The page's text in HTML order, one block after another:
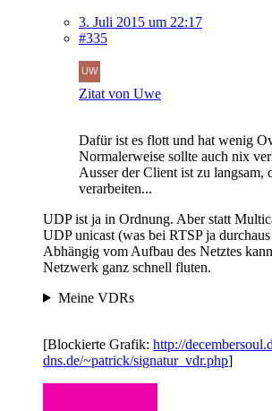
3. Juli 2015 um 22:17
#335
Zitat von Uwe
Dafür ist es flott und hat wenig
Normalerweise sollte auch nix
Ausser der Client ist zu langsam,
verarbeiten...
UDP ist ja in Ordnung. Aber statt
UDP unicast (was bei RTSP ja
Abhängig vom Aufbau des Netztes
Netzwerk ganz schnell fluten.
Meine VDRs
[Blockierte Grafik: http://
dns.de/~patrick/signatur_vdr.php]